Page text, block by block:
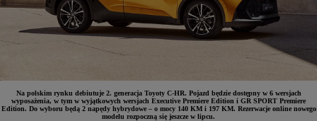
Na polskim rynku debiutuje 2. generacja Toyoty C-HR. Pojazd będzie dostępny w 6 wersjach
wyposażenia, w tym w wyjątkowych wersjach Executive Premiere Edition i GR SPORT Premiere
Edition. Do wyboru będą 2 napędy hybrydowe – o mocy 140 KM i 197 KM. Rezerwacje online nowego
modelu rozpoczną się jeszcze w lipcu.